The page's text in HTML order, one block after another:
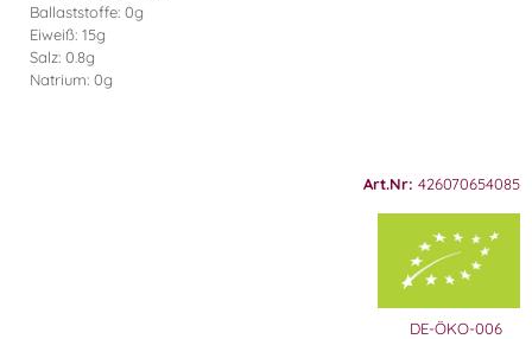
Ballaststoffe: 0g
Eiweiß: 15g
Salz: 0.8g
Natrium: 0g
Art.Nr: 426070654085
DE-ÖKO-006